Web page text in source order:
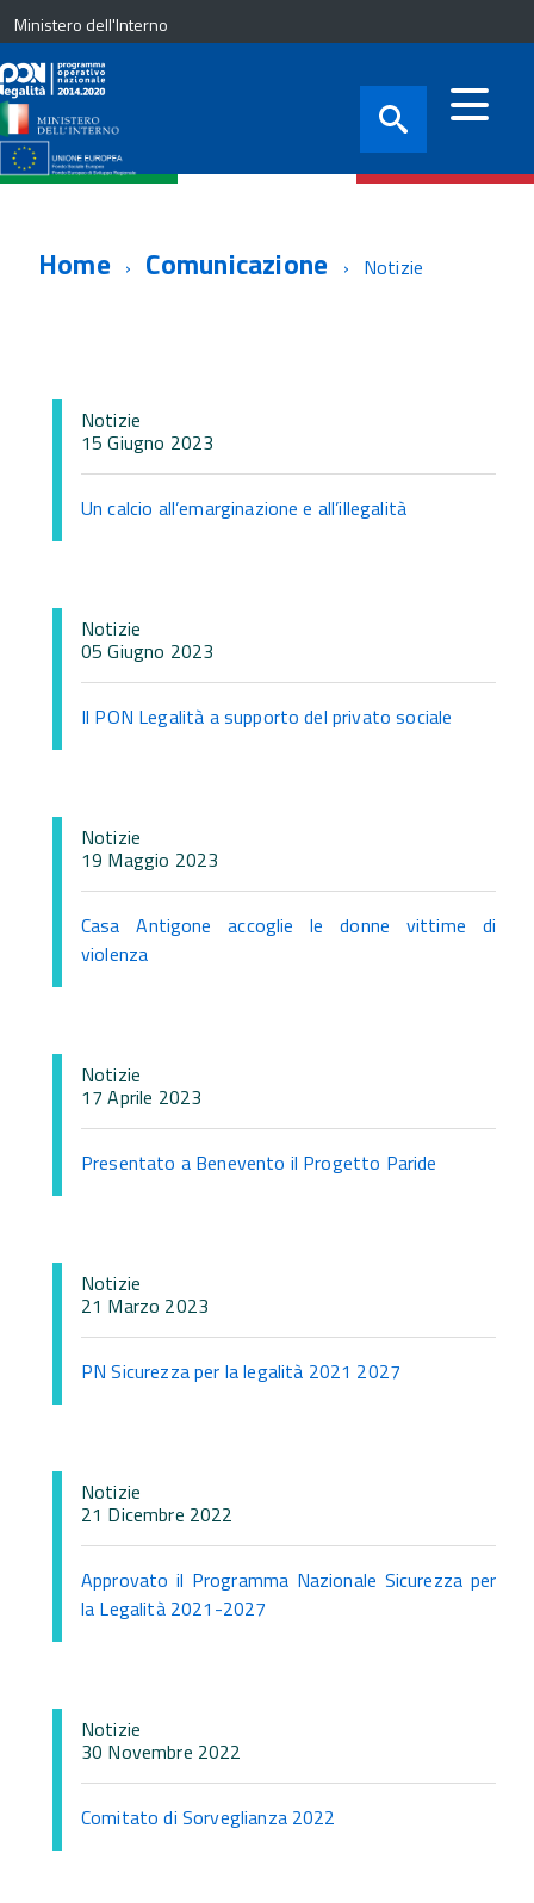
Ministero dell'Interno
Home Comunicazione Notizie
Notizie
15 Giugno 2023
Un calcio all’emarginazione e all’illegalità
Notizie
05 Giugno 2023
Il PON Legalità a supporto del privato sociale
Notizie
19 Maggio 2023
Casa Antigone accoglie le donne vittime di
violenza
Notizie
17 Aprile 2023
Presentato a Benevento il Progetto Paride
Notizie
21 Marzo 2023
PN Sicurezza per la legalità 2021 2027
Notizie
21 Dicembre 2022
Approvato il Programma Nazionale Sicurezza per
la Legalità 2021-2027
Notizie
30 Novembre 2022
Comitato di Sorveglianza 2022